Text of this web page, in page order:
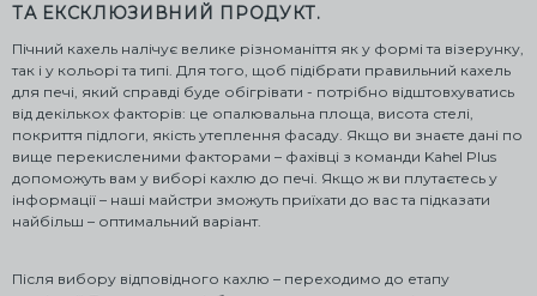
ТА ЕКСКЛЮЗИВНИЙ ПРОДУКТ.
Пічний кахель налічує велике різноманіття як у формі та візерунку,
так і у кольорі та типі. Для того, щоб підібрати правильний кахель
для печі, який справді буде обігрівати - потрібно відштовхуватись
від декількох факторів: це опалювальна площа, висота стелі,
покриття підлоги, якість утеплення фасаду. Якщо ви знаєте дані по
вище перекисленими факторами – фахівці з команди Kahel Plus
допоможуть вам у виборі кахлю до печі. Якщо ж ви плутаєтесь у
інформації – наші майстри зможуть приїхати до вас та підказати
найбільш – оптимальний варіант.
Після вибору відповідного кахлю – переходимо до етапу